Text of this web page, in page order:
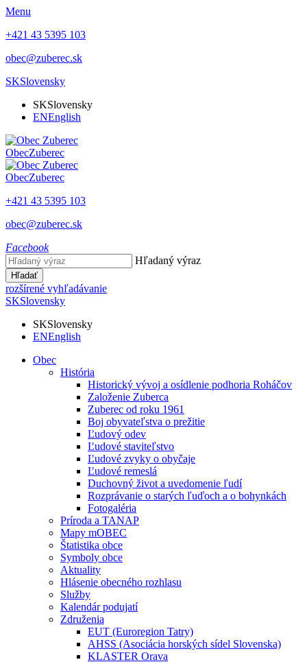
Menu
+421 43 5395 103
obec@zuberec.sk
SKSlovensky
SKSlovensky
ENEnglish
ObecZuberec
ObecZuberec
+421 43 5395 103
obec@zuberec.sk
Facebook
Hľadaný výraz
Hľadať
rozšírené vyhľadávanie
SKSlovensky
SKSlovensky
ENEnglish
Obec
História
Historický vývoj a osídlenie podhoria Roháčov
Založenie Zuberca
Zuberec od roku 1961
Boj obyvateľstva o prežitie
Ľudový odev
Ľudové staviteľstvo
Ľudové zvyky o obyčaje
Ľudové remeslá
Duchovný život a uvedomenie ľudí
Rozprávanie o starých ľuďoch a o bohynkách
Fotogaléria
Príroda a TANAP
Mapy mOBEC
Štatistika obce
Symboly obce
Aktuality
Hlásenie obecného rozhlasu
Služby
Kalendár podujatí
Združenia
EUT (Euroregion Tatry)
AHSS (Asociácia horských sídel Slovenska)
KLASTER Orava